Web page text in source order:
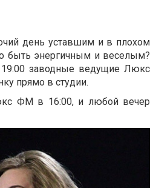
день уставшим и в плохом
быть энергичным и веселым?
заводные ведущие Люкс
прямо в студии.
ФМ в 16:00, и любой вечер